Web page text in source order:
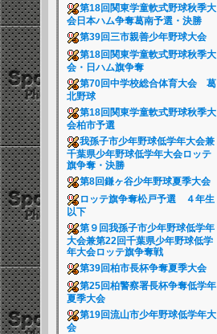
第18回関東学童軟式野球秋季大
会日本ハム争奪葛南予選・決勝
第39回三市親善少年野球大会
第18回関東学童軟式野球秋季大
会・日ハム旗争奪
第70回中学校総合体育大会 葛
北野球
第18回関東学童軟式野球秋季大
会柏市予選
我孫子市少年野球低学年大会兼
千葉県少年野球低学年大会ロッテ
旗争奪・決勝
第8回鎌ヶ谷少年野球夏季大会
ロッテ旗争奪松戸予選 ４年生
以下
第９回我孫子市少年野球低学年
大会兼第22回千葉県少年野球低学
年大会ロッテ旗争奪戦
第39回柏市長杯争奪夏季大会
第25回柏警察署長杯争奪低学年
夏季大会
第19回流山市少年野球低学年大
会